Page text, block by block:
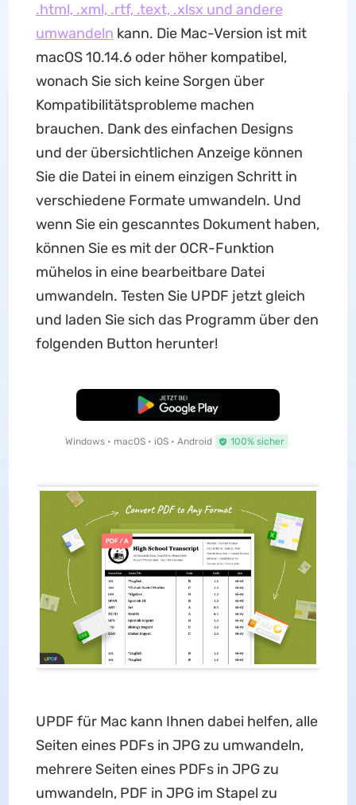
.html, .xml, .rtf, .text, .xlsx und andere
umwandeln kann. Die Mac-Version ist mit
macOS 10.14.6 oder höher kompatibel,
wonach Sie sich keine Sorgen über
Kompatibilitätsprobleme machen
brauchen. Dank des einfachen Designs
und der übersichtlichen Anzeige können
Sie die Datei in einem einzigen Schritt in
verschiedene Formate umwandeln. Und
wenn Sie ein gescanntes Dokument haben,
können Sie es mit der OCR-Funktion
mühelos in eine bearbeitbare Datei
umwandeln. Testen Sie UPDF jetzt gleich
und laden Sie sich das Programm über den
folgenden Button herunter!
Kostenloser Download
Windows • macOS • iOS • Android 100% sicher
UPDF für Mac kann Ihnen dabei helfen, alle
Seiten eines PDFs in JPG zu umwandeln,
mehrere Seiten eines PDFs in JPG zu
umwandeln, PDF in JPG im Stapel zu